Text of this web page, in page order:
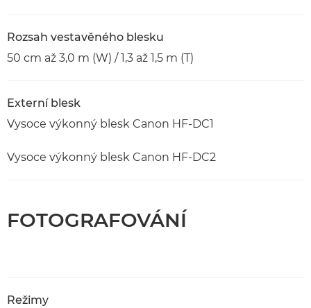
Rozsah vestavěného blesku
50 cm až 3,0 m (W) / 1,3 až 1,5 m (T)
Externí blesk
Vysoce výkonný blesk Canon HF-DC1
Vysoce výkonný blesk Canon HF-DC2
FOTOGRAFOVÁNÍ
Režimy